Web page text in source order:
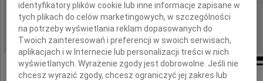
REGION: Łódź
DATA EMISJI: 20.11.2020
identyfikatory plików cookie lub inne informacje zapisane w
tych plikach do celów marketingowych, w szczególności
na potrzeby wyświetlania reklam dopasowanych do
Twoich zainteresowań i preferencji w swoich serwisach,
aplikacjach i w Internecie lub personalizacji treści w nich
wyświetlanych. Wyrażenie zgody jest dobrowolne. Jeśli nie
chcesz wyrazić zgody, chcesz ograniczyć jej zakres lub